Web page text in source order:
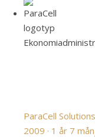
ParaCell
2009 · 1 år 7 mån